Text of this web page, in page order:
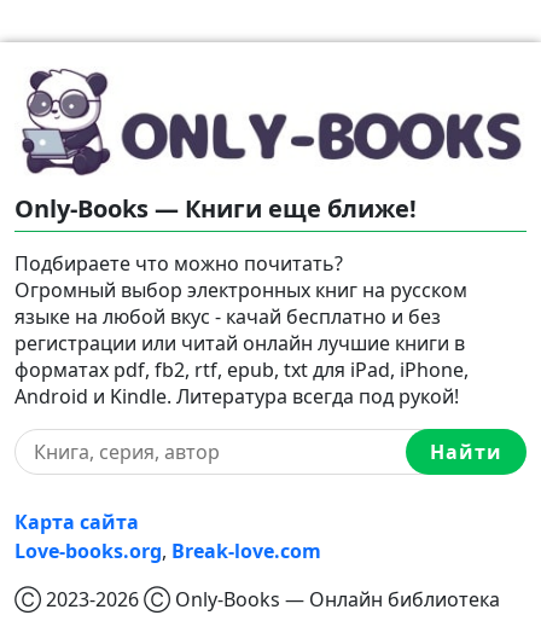
Only-Books — Книги еще ближе!
Подбираете что можно почитать?
Огромный выбор электронных книг на русском
языке на любой вкус - качай бесплатно и без
регистрации или читай онлайн лучшие книги в
форматах pdf, fb2, rtf, epub, txt для iPad, iPhone,
Android и Kindle. Литература всегда под рукой!
Найти
Карта сайта
Love-books.org, Break-love.com
Ⓒ 2023-2026 Ⓒ Only-Books — Онлайн библиотека